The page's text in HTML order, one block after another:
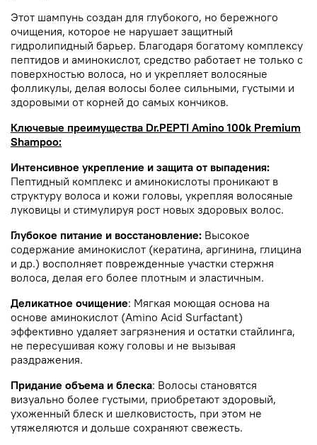
Этот шампунь создан для глубокого, но бережного
очищения, которое не нарушает защитный
гидролипидный барьер. Благодаря богатому комплексу
пептидов и аминокислот, средство работает не только с
поверхностью волоса, но и укрепляет волосяные
фолликулы, делая волосы более сильными, густыми и
здоровыми от корней до самых кончиков.
Ключевые преимущества Dr.PEPTI Amino 100k Premium
Shampoo:
Интенсивное укрепление и защита от выпадения:
Пептидный комплекс и аминокислоты проникают в
структуру волоса и кожи головы, укрепляя волосяные
луковицы и стимулируя рост новых здоровых волос.
Глубокое питание и восстановление: Высокое
содержание аминокислот (кератина, аргинина, глицина
и др.) восполняет поврежденные участки стержня
волоса, делая его более плотным и эластичным.
Деликатное очищение: Мягкая моющая основа на
основе аминокислот (Amino Acid Surfactant)
эффективно удаляет загрязнения и остатки стайлинга,
не пересушивая кожу головы и не вызывая
раздражения.
Придание объема и блеска: Волосы становятся
визуально более густыми, приобретают здоровый,
ухоженный блеск и шелковистость, при этом не
утяжеляются и дольше сохраняют свежесть.